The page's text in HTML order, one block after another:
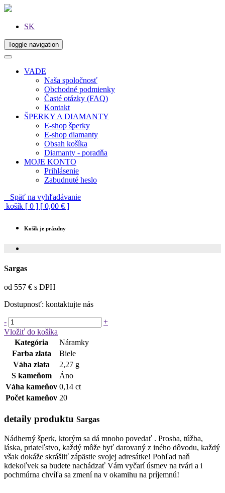
SK
Toggle navigation
VADE
Naša spoločnosť
Obchodné podmienky
Časté otázky (FAQ)
Kontakt
ŠPERKY A DIAMANTY
E-shop šperky
E-shop diamanty
Obsah košíka
Diamanty - poradňa
MOJE KONTO
Prihlásenie
Zabudnuté heslo
Späť na vyhľadávanie
košík [ 0 ] [ 0,00 € ]
Košík je prázdny
Sargas
od 557 € s DPH
Dostupnosť: kontaktujte nás
-
+
Vložiť do košíka
Kategória
Náramky
Farba zlata
Biele
Váha zlata
2,27 g
S kameňom
Áno
Váha kameňov 0,14 ct
Počet kameňov 20
detaily produktu Sargas
Nádherný šperk, ktorým sa dá mnoho povedať . Prosba, túžba,
láska, priateľstvo, každý môže byť darovaný z iného dôvodu, každý
však dokáže skrášliť zápästie svojej adresátke! Pohľad naň
kdekoľvek sa budete nachádzať Vám vyčarí úsmev na tvári a i
pochmúrna chvíľa sa zmení na v okamihu na príjemnú!